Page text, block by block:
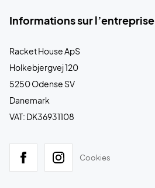
Informations sur l’entreprise
Racket House ApS
Holkebjergvej 120
5250 Odense SV
Danemark
VAT: DK36931108
Cookies